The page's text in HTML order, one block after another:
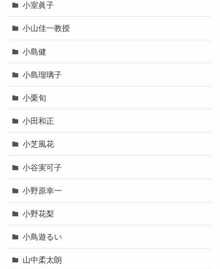
小室眞子
小山佳一教授
小島健
小島瑠璃子
小栗旬
小田和正
小芝風花
小谷実可子
小野原幸一
小野花梨
小鳥遊るい
山中柔太朗